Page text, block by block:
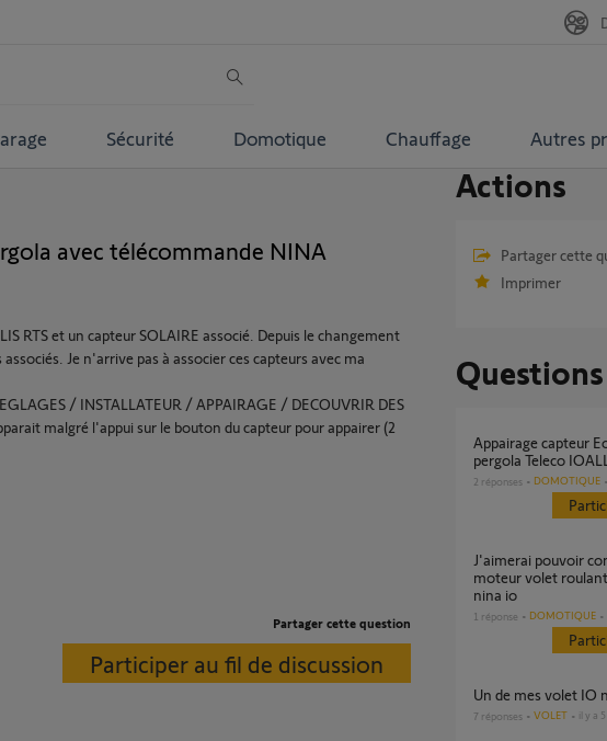
Sécurité Domotique Chauffage Autres
avec télécommande NINA
RTS et un capteur SOLAIRE associé. Depuis le changement
Je n'arrive pas à associer ces capteurs avec ma
/ INSTALLATEUR / APPAIRAGE / DECOUVRIR DES
malgré l'appui sur le bouton du capteur pour appairer (2
Partager cette question
Participer au fil de discussion
Actions
Partager cette
Imprimer
Appairage capteur Eolis io sur centrale
pergola Teleco
2 réponses DOMOTIQUE
j'aimerai pouvoir commander mon nouveau
moteur volet
nina io
1 réponse DOMOTIQUE
Un de mes volet
7 réponses VOLET il y a